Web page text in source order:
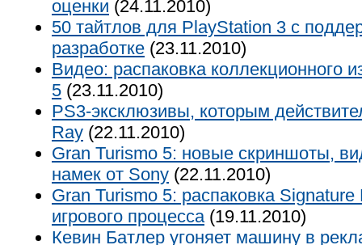
оценки (24.11.2010)
50 тайтлов для PlayStation 3 с
разработке (23.11.2010)
Видео: распаковка коллекционного
5 (23.11.2010)
PS3-эксклюзивы, которым
Ray (22.11.2010)
Gran Turismo 5: новые скриншоты,
намек от Sony (22.11.2010)
Gran Turismo 5: распаковка
игрового процесса(19.11.2010)
Кевин Батлер угоняет машину в